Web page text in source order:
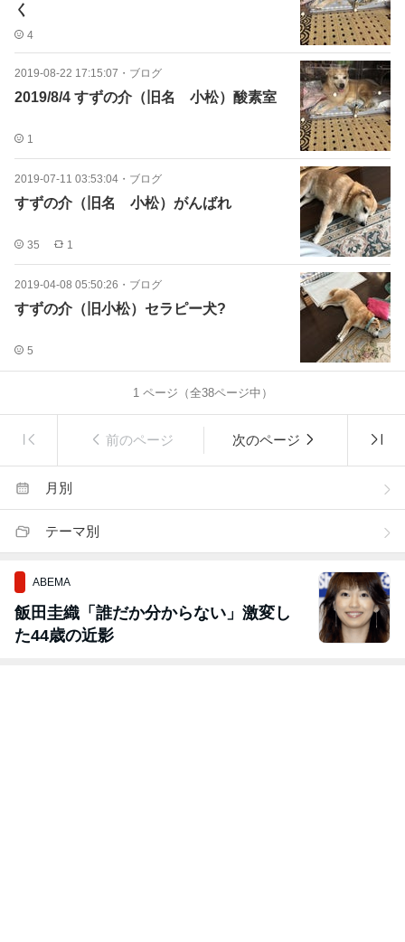
く
4
2019-08-22 17:15:07 ・ ブログ
2019/8/4 すずの介（旧名 小松）酸素室
1
2019-07-11 03:53:04 ・ ブログ
すずの介（旧名 小松）がんばれ
35 1
2019-04-08 05:50:26 ・ ブログ
すずの介（旧小松）セラピー犬?
5
1ページ（全38ページ中）
前のページ 次のページ
月別
テーマ別
ABEMA
飯田圭織「誰だか分からない」激変し
た44歳の近影